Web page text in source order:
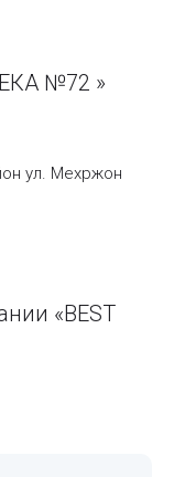
№72 »
ул. Мехржон
«BEST